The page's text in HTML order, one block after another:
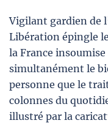
Vigilant gardien de
Libération épingle
la France
simultanément le
personne que le
colonnes du
illustré par la